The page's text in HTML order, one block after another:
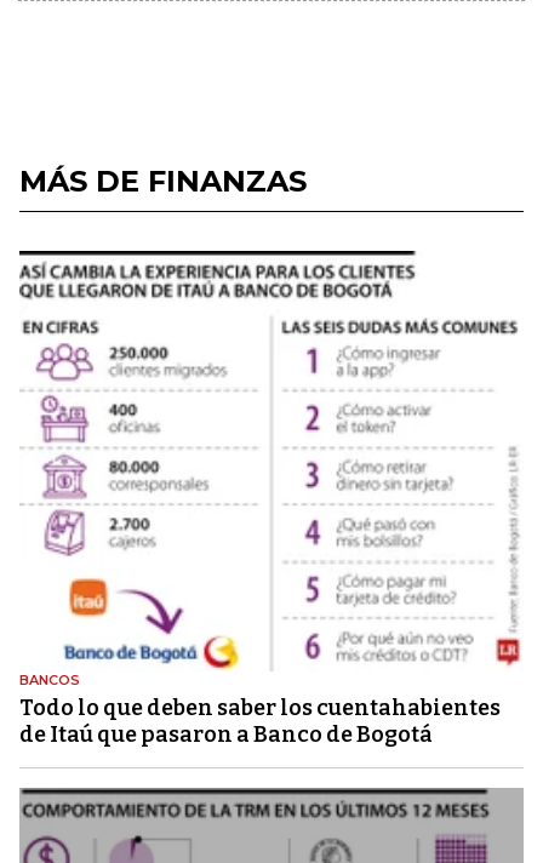
MÁS DE FINANZAS
BANCOS
Todo lo que deben saber los cuentahabientes
de Itaú que pasaron a Banco de Bogotá